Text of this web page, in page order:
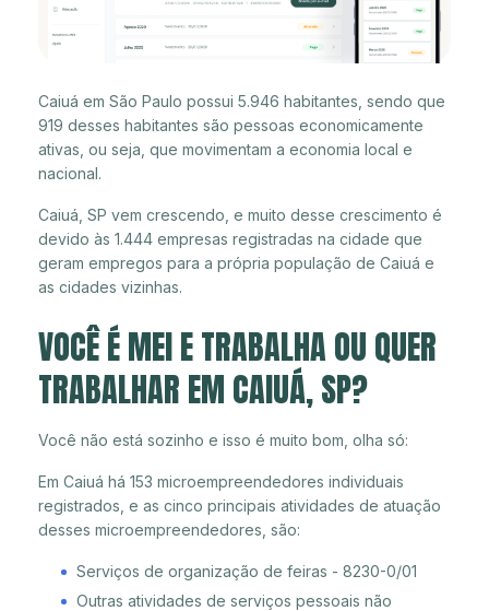
Caiuá em São Paulo possui 5.946 habitantes, sendo que
919 desses habitantes são pessoas economicamente
ativas, ou seja, que movimentam a economia local e
nacional.
Caiuá, SP vem crescendo, e muito desse crescimento é
devido às 1.444 empresas registradas na cidade que
geram empregos para a própria população de Caiuá e
as cidades vizinhas.
VOCÊ É MEI E TRABALHA OU QUER
TRABALHAR EM CAIUÁ, SP?
Você não está sozinho e isso é muito bom, olha só:
Em Caiuá há 153 microempreendedores individuais
registrados, e as cinco principais atividades de atuação
desses microempreendedores, são:
Serviços de organização de feiras - 8230-0/01
Outras atividades de serviços pessoais não